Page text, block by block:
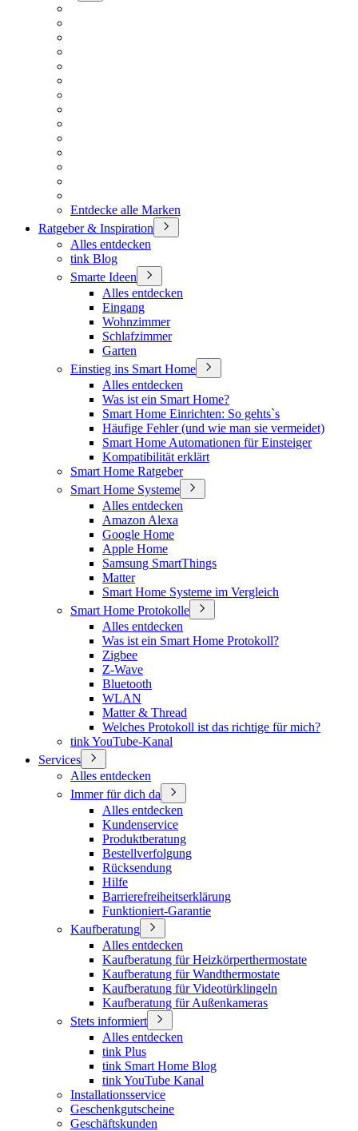
Entdecke alle Marken
Ratgeber & Inspiration
Alles entdecken
tink Blog
Smarte Ideen
Alles entdecken
Eingang
Wohnzimmer
Schlafzimmer
Garten
Einstieg ins Smart Home
Alles entdecken
Was ist ein Smart Home?
Smart Home Einrichten: So gehts`s
Häufige Fehler (und wie man sie vermeidet)
Smart Home Automationen für Einsteiger
Kompatibilität erklärt
Smart Home Ratgeber
Smart Home Systeme
Alles entdecken
Amazon Alexa
Google Home
Apple Home
Samsung SmartThings
Matter
Smart Home Systeme im Vergleich
Smart Home Protokolle
Alles entdecken
Was ist ein Smart Home Protokoll?
Zigbee
Z-Wave
Bluetooth
WLAN
Matter & Thread
Welches Protokoll ist das richtige für mich?
tink YouTube-Kanal
Services
Alles entdecken
Immer für dich da
Alles entdecken
Kundenservice
Produktberatung
Bestellverfolgung
Rücksendung
Hilfe
Barrierefreiheitserklärung
Funktioniert-Garantie
Kaufberatung
Alles entdecken
Kaufberatung für Heizkörperthermostate
Kaufberatung für Wandthermostate
Kaufberatung für Videotürklingeln
Kaufberatung für Außenkameras
Stets informiert
Alles entdecken
tink Plus
tink Smart Home Blog
tink YouTube Kanal
Installationsservice
Geschenkgutscheine
Geschäftskunden